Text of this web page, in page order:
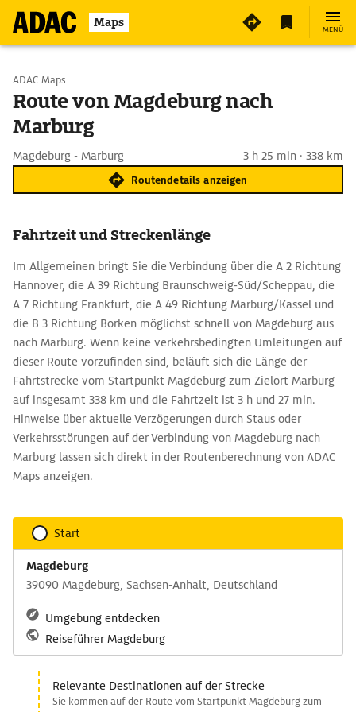
Maps MENÜ
Start wählen
Ziel eingeben
ADAC Maps
Route von Magdeburg nach
Marburg
Magdeburg - Marburg 3 h 25 min · 338 km
Routendetails anzeigen
Fahrtzeit und Streckenlänge
Im Allgemeinen bringt Sie die Verbindung über die A 2 Richtung
Hannover, die A 39 Richtung Braunschweig-Süd/Scheppau, die
A 7 Richtung Frankfurt, die A 49 Richtung Marburg/Kassel und
die B 3 Richtung Borken möglichst schnell von Magdeburg aus
nach Marburg. Wenn keine verkehrsbedingten Umleitungen auf
dieser Route vorzufinden sind, beläuft sich die Länge der
Fahrtstrecke vom Startpunkt Magdeburg zum Zielort Marburg
auf insgesamt 338 km und die Fahrtzeit ist 3 h und 27 min.
Hinweise über aktuelle Verzögerungen durch Staus oder
Verkehrsstörungen auf der Verbindung von Magdeburg nach
Marburg lassen sich direkt in der Routenberechnung von ADAC
Maps anzeigen.
Start
Magdeburg
39090 Magdeburg, Sachsen-Anhalt, Deutschland
Umgebung entdecken
Reiseführer Magdeburg
Relevante Destinationen auf der Strecke
Sie kommen auf der Route vom Startpunkt Magdeburg zum